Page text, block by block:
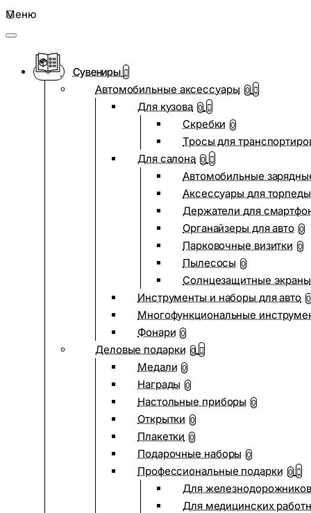
Меню
Сувениры
Автомобильные аксессуары 0
Для кузова 0
Скребки 0
Тросы для
Для салона 0
Автомобильные
Аксессуары для
Держатели для
Органайзеры для авто 0
Парковочные визитки 0
Пылесосы 0
Солнцезащитные экраны
Инструменты и наборы для авто 0
Многофункциональные
Фонари 0
Деловые подарки 0
Медали 0
Награды 0
Настольные приборы 0
Открытки 0
Плакетки 0
Подарочные наборы 0
Профессиональные подарки 0
Для железнодорожников
Для медицинских